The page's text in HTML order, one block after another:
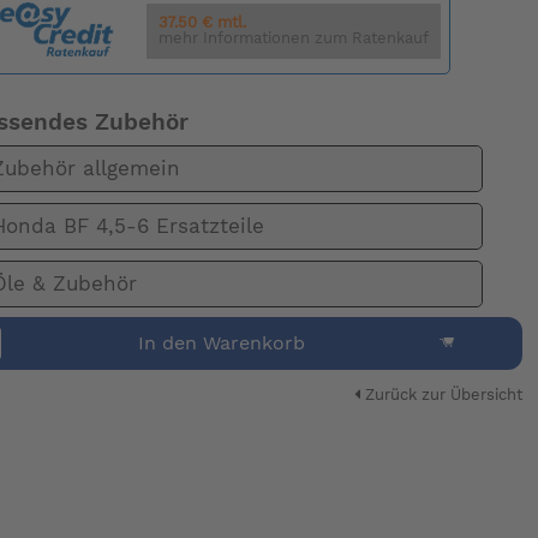
37.50 € mtl.
mehr Informationen zum Ratenkauf
Zubehör
allgemein
BF 4,5-6 Ersatzteile
& Zubehör
In den Warenkorb
Zurück zur Übersicht